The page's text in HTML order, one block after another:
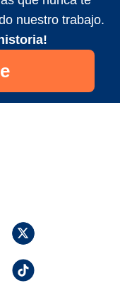
nuestro trabajo.